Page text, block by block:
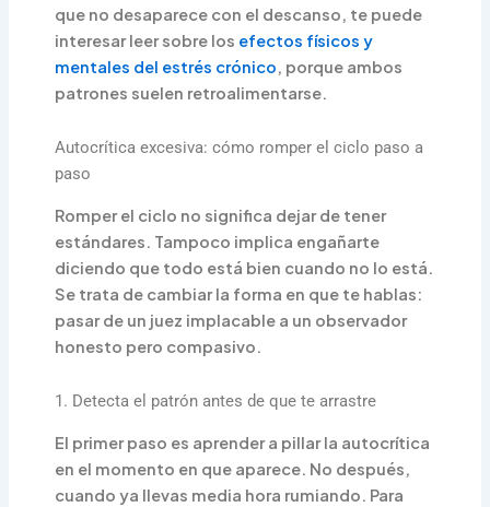
que no desaparece con el descanso, te puede
interesar leer sobre los efectos físicos y
mentales del estrés crónico, porque ambos
patrones suelen retroalimentarse.
Autocrítica excesiva: cómo romper el ciclo paso a
paso
Romper el ciclo no significa dejar de tener
estándares. Tampoco implica engañarte
diciendo que todo está bien cuando no lo está.
Se trata de cambiar la forma en que te hablas:
pasar de un juez implacable a un observador
honesto pero compasivo.
1. Detecta el patrón antes de que te arrastre
El primer paso es aprender a pillar la autocrítica
en el momento en que aparece. No después,
cuando ya llevas media hora rumiando. Para